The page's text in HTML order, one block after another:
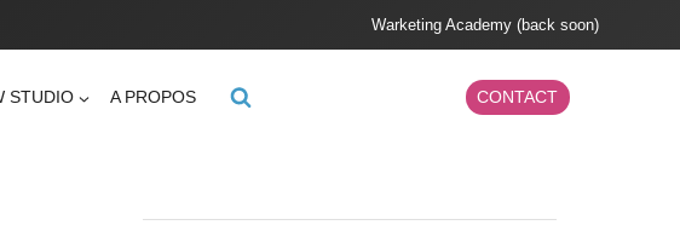
Warketing Academy (back soon)
STUDIO A PROPOS CONTACT